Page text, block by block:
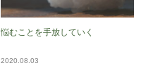
悩むことを手放していく
2020.08.03